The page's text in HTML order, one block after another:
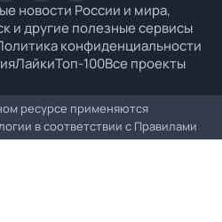
новости России и мира,
и другие полезные сервисы
конфиденциальности
ЛайкиТоп-100Все проекты
ресурсе применяются
в соответствии с Правилами